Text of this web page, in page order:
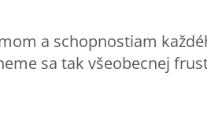
a schopnostiam
sa tak všeobecnej